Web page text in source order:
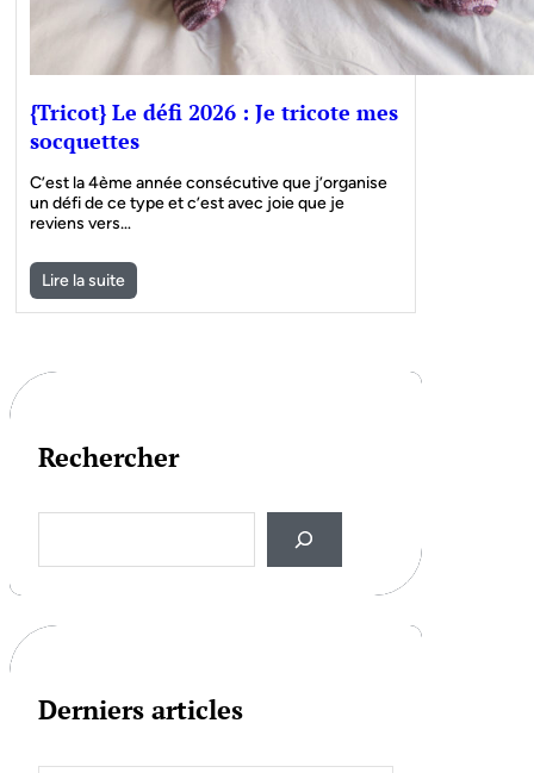
{Tricot} Le défi 2026 : Je tricote mes
socquettes
C’est la 4ème année consécutive que j’organise
un défi de ce type et c’est avec joie que je
reviens vers…
Lire la suite
Rechercher
a
h
Derniers articles